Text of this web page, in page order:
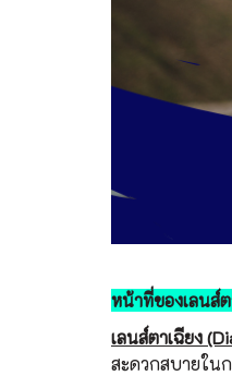
หน้าที่ของเลนส์ต
เลนส์ตาเฉียง
สะดวกสบายในก